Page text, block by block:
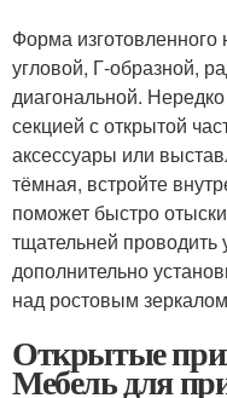
Форма изготовленного
угловой, Г-образной,
диагональной.
секцией с открытой
аксессуары или
тёмная, встройте
поможет быстро
тщательней проводить
дополнительно
над ростовым
Открытые
Мебель для